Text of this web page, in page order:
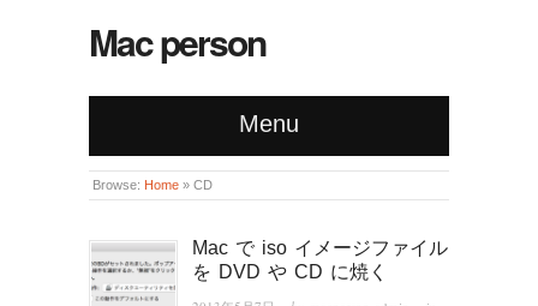
Mac person
Menu
Browse: Home » CD
Mac で iso イメージファイル
を DVD や CD に焼く